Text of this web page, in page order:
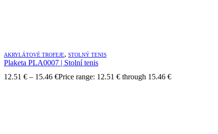
AKRYLÁTOVÉ TROFEJE, STOLNÝ TENIS
Plaketa PLA0007 | Stolní tenis
12.51 € – 15.46 €Price range: 12.51 € through 15.46 €